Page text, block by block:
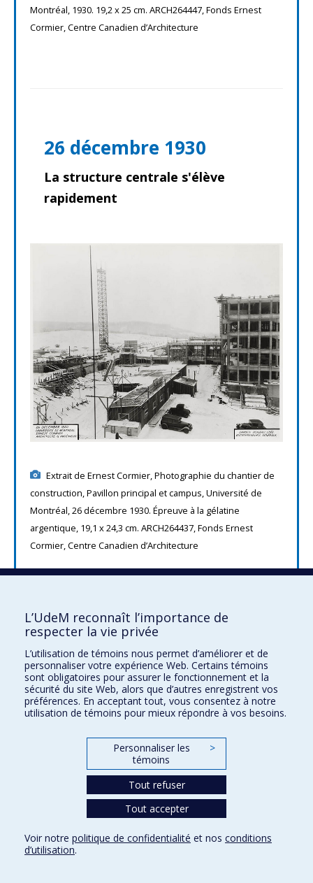
Montréal, 1930. 19,2 x 25 cm. ARCH264447, Fonds Ernest
Cormier, Centre Canadien d’Architecture
26 décembre 1930
La structure centrale s'élève
rapidement
Extrait de Ernest Cormier, Photographie du chantier de
construction, Pavillon principal et campus, Université de
Montréal, 26 décembre 1930. Épreuve à la gélatine
argentique, 19,1 x 24,3 cm. ARCH264437, Fonds Ernest
Cormier, Centre Canadien d’Architecture
25 août 1931
Construction de la toiture du
Pavillon principal
L’UdeM reconnaît l’importance de
respecter la vie privée
L’utilisation de témoins nous permet d’améliorer et de
personnaliser votre expérience Web. Certains témoins
sont obligatoires pour assurer le fonctionnement et la
sécurité du site Web, alors que d’autres enregistrent vos
préférences. En acceptant tout, vous consentez à notre
utilisation de témoins pour mieux répondre à vos besoins.
Personnaliser les
témoins
>
Tout refuser
Tout accepter
Voir notre politique de confidentialité et nos conditions
d’utilisation.